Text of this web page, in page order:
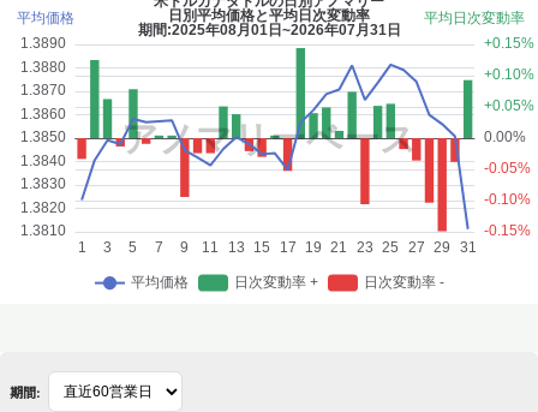
期間: